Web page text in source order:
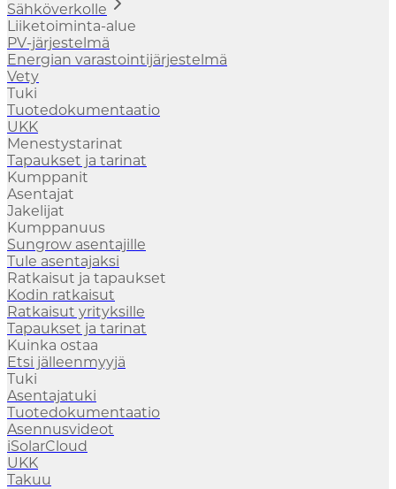
Sähköverkolle
Liiketoiminta-alue
PV-järjestelmä
Energian varastointijärjestelmä
Vety
Tuki
Tuotedokumentaatio
UKK
Menestystarinat
Tapaukset ja tarinat
Kumppanit
Asentajat
Jakelijat
Kumppanuus
Sungrow asentajille
Tule asentajaksi
Ratkaisut ja tapaukset
Kodin ratkaisut
Ratkaisut yrityksille
Tapaukset ja tarinat
Kuinka ostaa
Etsi jälleenmyyjä
Tuki
Asentajatuki
Tuotedokumentaatio
Asennusvideot
iSolarCloud
UKK
Takuu